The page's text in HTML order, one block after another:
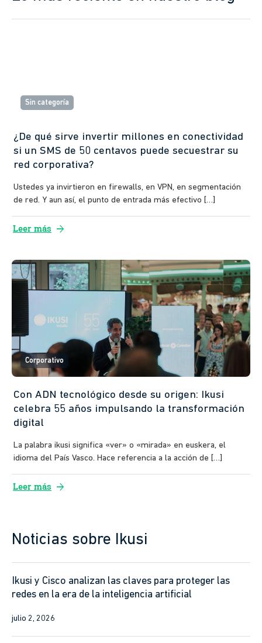
Sin categoría
¿De qué sirve invertir millones en conectividad
si un SMS de 50 centavos puede secuestrar su
red corporativa?
Ustedes ya invirtieron en firewalls, en VPN, en segmentación
de red. Y aun así, el punto de entrada más efectivo […]
Leer más arrow_forward
Corporativo
Con ADN tecnológico desde su origen: Ikusi
celebra 55 años impulsando la transformación
digital
La palabra ikusi significa «ver» o «mirada» en euskera, el
idioma del País Vasco. Hace referencia a la acción de […]
Leer más arrow_forward
Noticias sobre Ikusi
Ikusi y Cisco analizan las claves para proteger las
redes en la era de la inteligencia artificial
julio 2, 2026